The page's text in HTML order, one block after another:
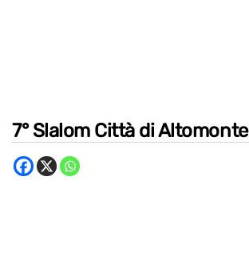
7° Slalom Città di Altomonte